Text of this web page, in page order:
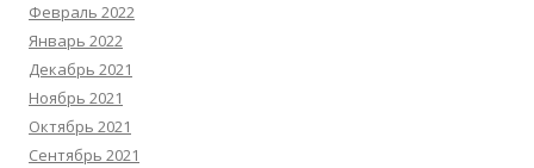
Февраль 2022
Январь 2022
Декабрь 2021
Ноябрь 2021
Октябрь 2021
Сентябрь 2021